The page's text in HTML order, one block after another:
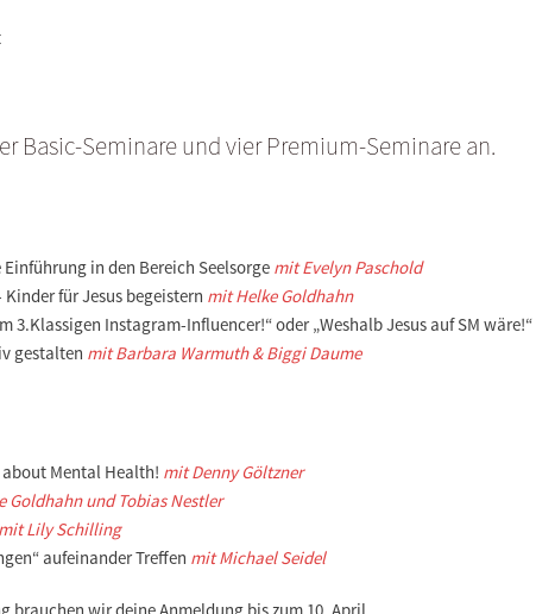
Basic-Seminare und vier Premium-Seminare an.
in den Bereich Seelsorge mit Evelyn Paschold
für Jesus begeistern mit Helke Goldhahn
3.Klassigen Instagram-Influencer!“ oder „Weshalb Jesus auf SM wäre!“
gestalten mit Barbara Warmuth & Biggi Daume
about Mental Health! mit Denny Göltzner
Goldhahn und Tobias Nestler
mit Lily Schilling
aufeinander Treffen mit Michael Seidel